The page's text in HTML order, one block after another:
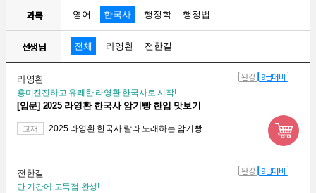
과목 영어 한국사 행정학 행정법
선생님 전체 라영환 전한길
라영환 완강 9급대비
흥미진진하고 유쾌한 라영환 한국사로 시작!
[입문] 2025 라영환 한국사 암기빵 한입 맛보기
교재 2025 라영환 한국사 랄라 노래하는 암기빵
전한길 완강 9급대비
단 기간에 고득점 완성!